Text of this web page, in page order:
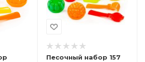
Песочный набор 157